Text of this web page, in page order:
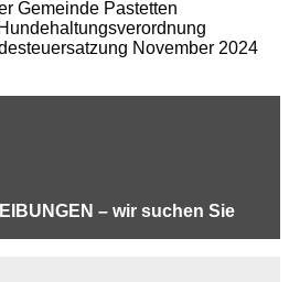
Gemeinde Pastetten
November 2024
– wir suchen Sie